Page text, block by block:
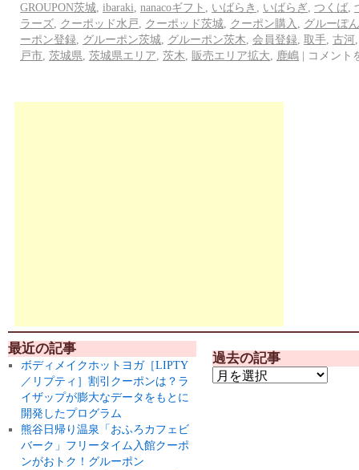
GROUPON茨城 ibaraki nanacoギフト いばらき いばらぎ つくば
ラーズ
クーポッド水戸 クーポッド茨城 クーポン購入
グルーぽん
ーポン登録
グルーポン茨城 グルーポン茨木 会員登録 取手 古河
戸市 茨城県 茨城県エリア 茨木 販売エリア拡大 鹿嶋 | コメント
最近の記事
ボディメイクホットヨガ［LIPTY
／リプティ］割引クーポンは？ラ
イザップが膨大なデータをもとに
開発したプログラム
熊谷日帰り温泉「おふろカフェビ
バーク」フリータイム入館クーポ
ンがおトク！グルーポン
過去の記事